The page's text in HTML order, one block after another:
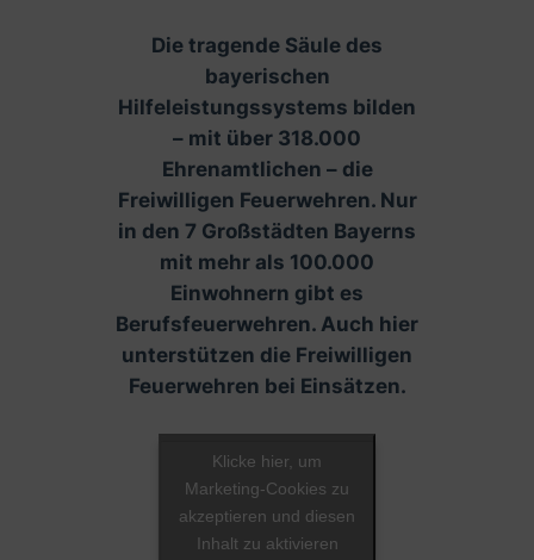
Die tragende Säule des
bayerischen
Hilfeleistungssystems bilden
– mit über 318.000
Ehrenamtlichen – die
Freiwilligen Feuerwehren. Nur
in den 7 Großstädten Bayerns
mit mehr als 100.000
Einwohnern gibt es
Berufsfeuerwehren. Auch hier
unterstützen die Freiwilligen
Feuerwehren bei Einsätzen.
Klicke hier, um
Marketing-Cookies zu
akzeptieren und diesen
Inhalt zu aktivieren